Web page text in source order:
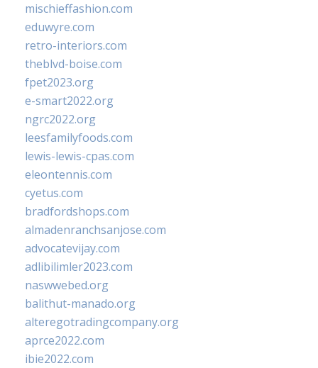
mischieffashion.com
eduwyre.com
retro-interiors.com
theblvd-boise.com
fpet2023.org
e-smart2022.org
ngrc2022.org
leesfamilyfoods.com
lewis-lewis-cpas.com
eleontennis.com
cyetus.com
bradfordshops.com
almadenranchsanjose.com
advocatevijay.com
adlibilimler2023.com
naswwebed.org
balithut-manado.org
alteregotradingcompany.org
aprce2022.com
ibie2022.com